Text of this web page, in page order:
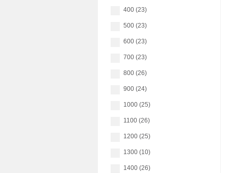
400 (23)
500 (23)
600 (23)
700 (23)
800 (26)
900 (24)
1000 (25)
1100 (26)
1200 (25)
1300 (10)
1400 (26)